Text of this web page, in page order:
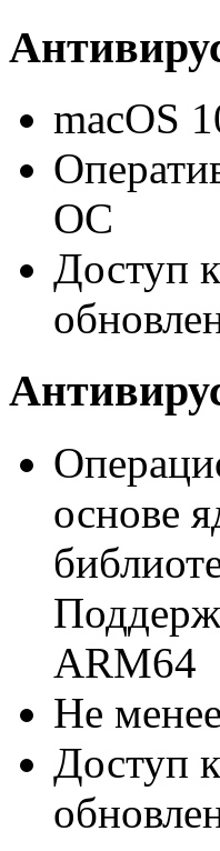
macOS
ОС
Доступ
основе
ARM64
Не
Доступ